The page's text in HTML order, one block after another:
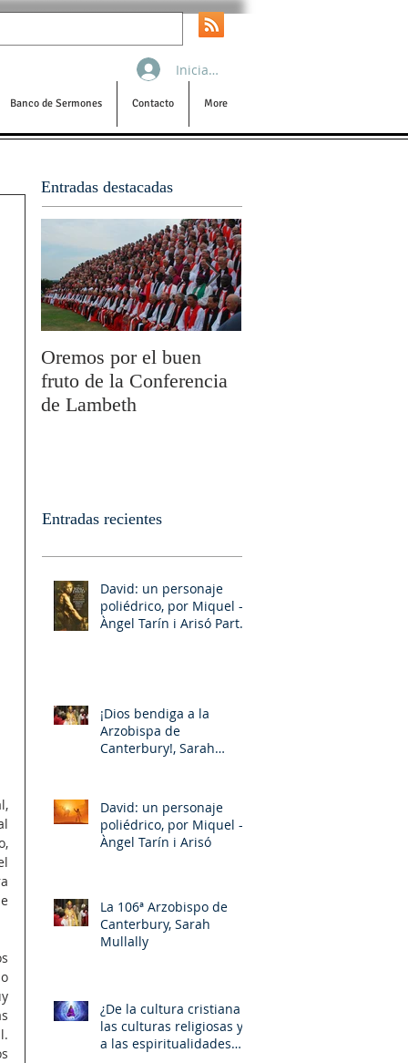
Banco de Sermones Contacto More
Iniciar sesión
Entradas destacadas
Oremos por el buen
fruto de la Conferencia
de Lambeth
Entradas recientes
David: un personaje
poliédrico, por Miquel –
Àngel Tarín i Arisó Parte
¡Dios bendiga a la
Arzobispa de
Canterbury!, Sarah
David: un personaje
poliédrico, por Miquel –
Àngel Tarín i Arisó
La 106ª Arzobispo de
Canterbury, Sarah
Mullally
¿De la cultura cristiana a
las culturas religiosas y
a las espiritualidades